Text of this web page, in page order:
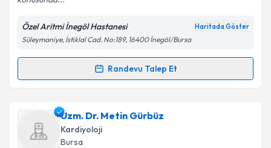
Kişisel verilerimin işlenmesine ilişkin
Aydınlatma
Metni'ni okudum ve kişisel verilerimin belirtilen
kapsamda işlenmesini kabul ediyorum.
Özel Aritmi İnegöl Hastanesi Haritada Göster
Süleymaniye, İstiklal Cad. No:189, 16400 İnegöl/Bursa
Randevu Talep Et
Randevu Takvimi Talebi
Dr. Abdulkadir Volkan Eşiçin randevu takvimi talebi
oluşturun. Size bu uzmandan randevu almanız için bir
takvim hazırlandığında e-posta ile bilgilendireceğiz.
Uzm. Dr. Metin Gürbüz
Kardiyoloji
Bursa